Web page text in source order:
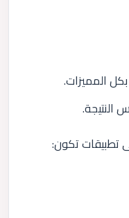
المميزات.
النتيجة.
تطبيقات تكون: